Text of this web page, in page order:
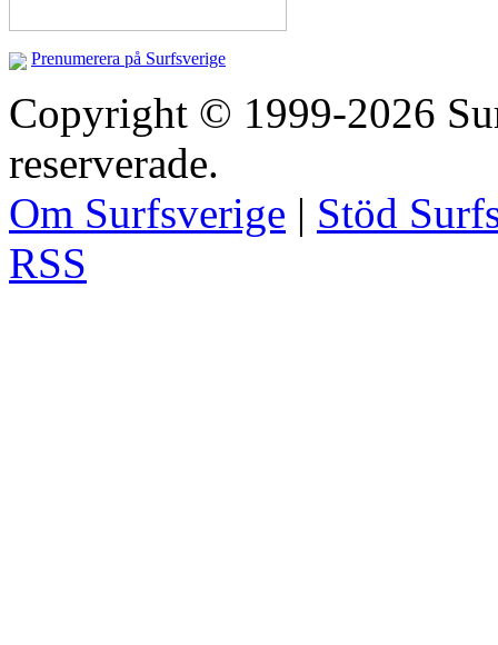
Prenumerera på Surfsverige
Copyright © 1999-2026
reserverade.
Om Surfsverige | Stöd
RSS